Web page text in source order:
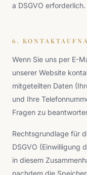
a DSGVO erforderlich.
6.
Wenn Sie uns per E-
unserer Website
mitgeteilten Daten
und Ihre
Fragen zu
Rechtsgrundlage für
DSGVO (Einwilligung
in diesem
nachdem die